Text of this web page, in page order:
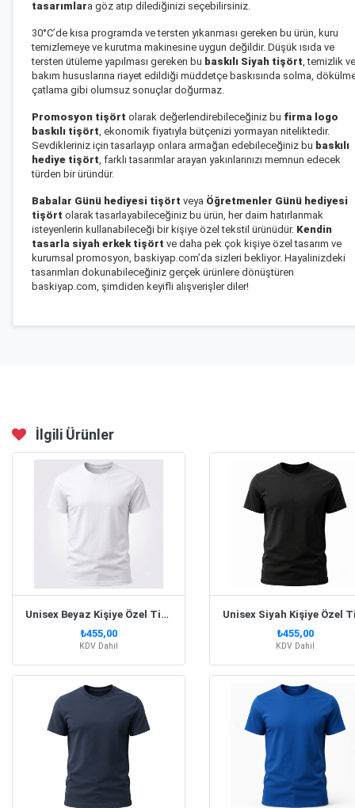
tasarımlara göz atıp dilediğinizi seçebilirsiniz.
30°C’de kısa programda ve tersten yıkanması gereken bu ürün, kuru
temizlemeye ve kurutma makinesine uygun değildir. Düşük ısıda ve
tersten ütüleme yapılması gereken bu baskılı Siyah tişört, temizlik ve
bakım hususlarına riayet edildiği müddetçe baskısında solma,
çatlama gibi olumsuz sonuçlar doğurmaz.
Promosyon tişört olarak değerlendirebileceğiniz bu firma logo
baskılı tişört, ekonomik fiyatıyla bütçenizi yormayan niteliktedir.
Sevdikleriniz için tasarlayıp onlara armağan edebileceğiniz bu baskılı
hediye tişört, farklı tasarımlar arayan yakınlarınızı memnun edecek
türden bir üründür.
Babalar Günü hediyesi tişört veya Öğretmenler Günü hediyesi
tişört olarak tasarlayabileceğiniz bu ürün, her daim hatırlanmak
isteyenlerin kullanabileceği bir kişiye özel tekstil ürünüdür. Kendin
tasarla siyah erkek tişört ve daha pek çok kişiye özel tasarım ve
kurumsal promosyon, baskiyap.com’da sizleri bekliyor. Hayalinizdeki
tasarımları dokunabileceğiniz gerçek ürünlere dönüştüren
baskiyap.com, şimdiden keyifli alışverişler diler!
İlgili Ürünler
Unisex Beyaz Kişiye Özel Tişört
₺455,00
KDV Dahil
₺455,00
KDV Dahil